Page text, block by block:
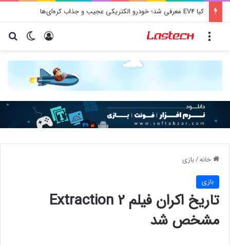
کیا EV4 معرفی شد؛ خودرو الکتریکی عجیب و جذاب کره‌ای‌ها
تغییر ورود
خانه/بازی
بازی
تاریخ اکران فیلم Extraction 2
مشخص شد